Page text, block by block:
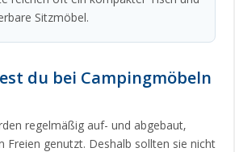
Sitzmöbel.
du bei Campingmöbeln
regelmäßig auf- und abgebaut,
Freien genutzt. Deshalb sollten sie nicht